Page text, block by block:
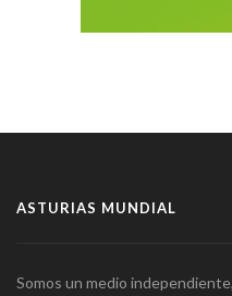
ASTURIAS MUNDIAL
Somos un medio